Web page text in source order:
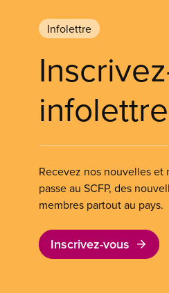
Infolettre
infolettre
Recevez nos nouvelles et
passe au SCFP, des
membres partout au pays.
Inscrivez-vous